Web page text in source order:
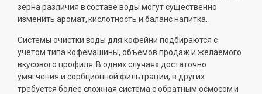
зерна различия в составе воды могут существенно
изменить аромат, кислотность и баланс напитка.
Системы очистки воды для кофейни подбираются с
учётом типа кофемашины, объёмов продаж и желаемого
вкусового профиля. В одних случаях достаточно
умягчения и сорбционной фильтрации, в других
требуется более сложная система с обратным осмосом и